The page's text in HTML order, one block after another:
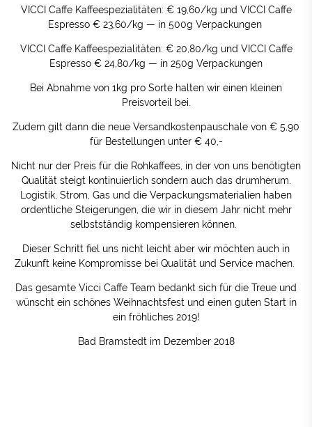
VICCI Caffe Kaffeespezialitäten: € 19,60/kg und VICCI Caffe
Espresso € 23,60/kg — in 500g Verpackungen
VICCI Caffe Kaffeespezialitäten: € 20,80/kg und VICCI Caffe
Espresso € 24,80/kg — in 250g Verpackungen
Bei Abnahme von 1kg pro Sorte halten wir einen kleinen
Preisvorteil bei.
Zudem gilt dann die neue Versandkostenpauschale von € 5,90
für Bestellungen unter € 40,-
Nicht nur der Preis für die Rohkaffees, in der von uns benötigten
Qualität steigt kontinuierlich sondern auch das drumherum.
Logistik, Strom, Gas und die Verpackungsmaterialien haben
ordentliche Steigerungen, die wir in diesem Jahr nicht mehr
selbstständig kompensieren können.
Dieser Schritt fiel uns nicht leicht aber wir möchten auch in
Zukunft keine Kompromisse bei Qualität und Service machen.
Das gesamte Vicci Caffe Team bedankt sich für die Treue und
wünscht ein schönes Weihnachtsfest und einen guten Start in
ein fröhliches 2019!
Bad Bramstedt im Dezember 2018